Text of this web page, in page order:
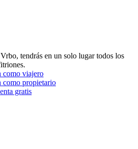
tendrás en un solo lugar todos los
como viajero
como propietario
gratis